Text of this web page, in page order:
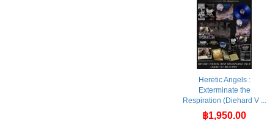
Heretic Angels :
Exterminate the
Respiration (Diehard V ...
฿1,950.00